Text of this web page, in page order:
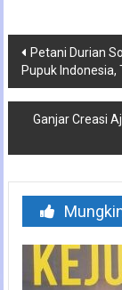
Navigasi
pos
Petani Durian
Pupuk
Ganjar Creasi